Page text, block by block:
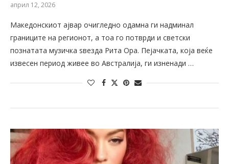
април 12, 2026
Македонскиот ајвар очигледно одамна ги надминал
границите на регионот, а тоа го потврди и светски
познатата музичка ѕвезда Рита Ора. Пејачката, која веќе
извесен период живее во Австралија, ги изненади …